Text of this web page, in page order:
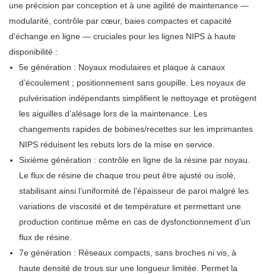
une précision par conception et à une agilité de maintenance —
modularité, contrôle par cœur, baies compactes et capacité
d'échange en ligne — cruciales pour les lignes NIPS à haute
disponibilité :
5e génération : Noyaux modulaires et plaque à canaux
d’écoulement ; positionnement sans goupille. Les noyaux de
pulvérisation indépendants simplifient le nettoyage et protègent
les aiguilles d’alésage lors de la maintenance. Les
changements rapides de bobines/recettes sur les imprimantes
NIPS réduisent les rebuts lors de la mise en service.
Sixième génération : contrôle en ligne de la résine par noyau.
Le flux de résine de chaque trou peut être ajusté ou isolé,
stabilisant ainsi l’uniformité de l’épaisseur de paroi malgré les
variations de viscosité et de température et permettant une
production continue même en cas de dysfonctionnement d’un
flux de résine.
7e génération : Réseaux compacts, sans broches ni vis, à
haute densité de trous sur une longueur limitée. Permet la